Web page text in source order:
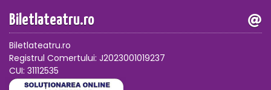
Biletlateatru.ro
Biletlateatru.ro
Registrul Comertului: J2023001019237
CUI: 31112535